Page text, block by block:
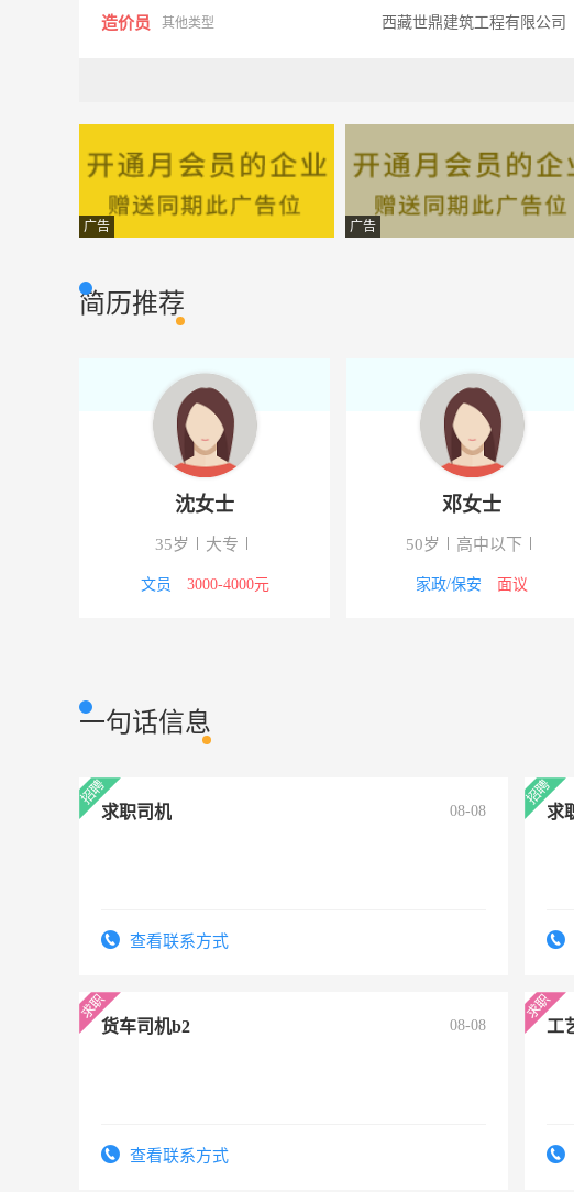
造价员 其他类型 西藏世鼎建筑工程有限公司
编制投标文件 其他类型 西藏天浩建筑工程有限公司
室内设计师 设计策划 堆龙尚品名居家具店
广告 广告
简历推荐
沈女士
35岁 大专
文员 3000-4000元
邓女士
50岁 高中以下
家政/保安 面议
一句话信息
求职司机 08-08
查看联系方式
求
货车司机b2 08-08
查看联系方式
工